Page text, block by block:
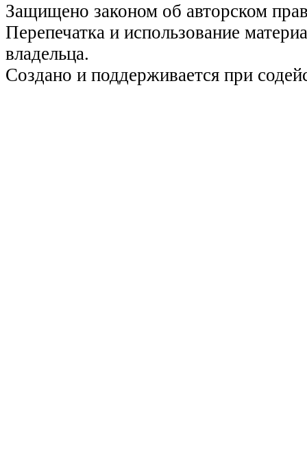
Защищено законом об авторском
Перепечатка и использование
владельца.
Создано и поддерживается при